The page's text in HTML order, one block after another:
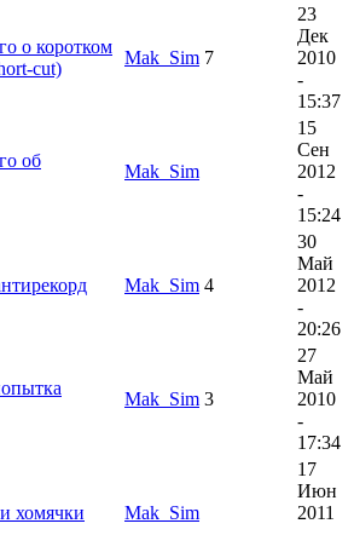
о коротком
cut)
Mak_Sim 7
23
Дек
2010
-
15:37
об
Mak_Sim
15
Сен
2012
-
15:24
Mak_Sim 4
30
Май
2012
-
20:26
Mak_Sim 3
27
Май
2010
-
17:34
хомячки Mak_Sim
17
Июн
2011